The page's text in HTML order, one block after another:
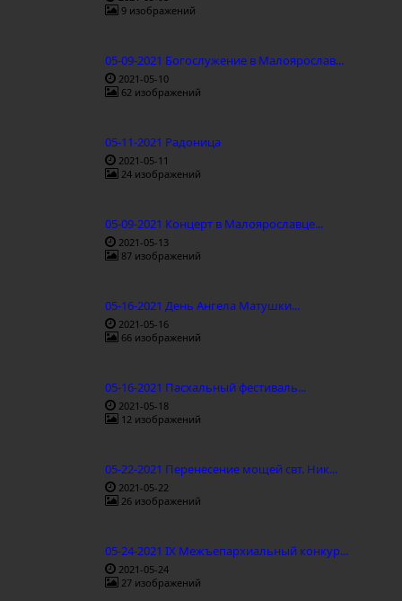
9 изображений
05-09-2021 Богослужение в Малоярослав...
2021-05-10
62 изображений
05-11-2021 Радоница
2021-05-11
24 изображений
05-09-2021 Концерт в Малоярославце...
2021-05-13
87 изображений
05-16-2021 День Ангела Матушки...
2021-05-16
66 изображений
05-16-2021 Пасхальный фестиваль...
2021-05-18
12 изображений
05-22-2021 Перенесение мощей свт. Ник...
2021-05-22
26 изображений
05-24-2021 IX Межъепархиальный конкур...
2021-05-24
27 изображений